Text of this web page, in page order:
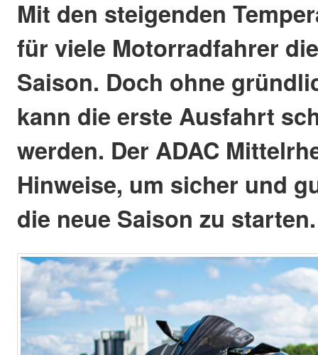
Mit den steigenden
für viele Motorradfahrer
Saison. Doch ohne
kann die erste Ausfahrt
werden. Der ADAC
Hinweise, um sicher und
die neue Saison zu starten.